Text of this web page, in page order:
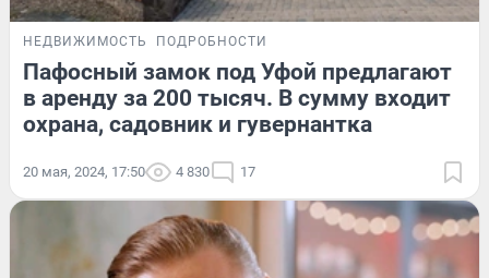
НЕДВИЖИМОСТЬ ПОДРОБНОСТИ
Пафосный замок под Уфой предлагают
в аренду за 200 тысяч. В сумму входит
охрана, садовник и гувернантка
20 мая, 2024, 17:50 4 830 17